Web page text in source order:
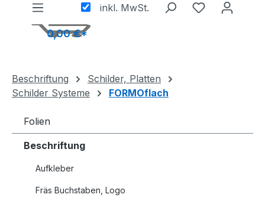
inkl. MwSt.
0,00 €*
Beschriftung
Schilder, Platten
Schilder Systeme
FORMOflach
Folien
Beschriftung
Aufkleber
Fräs Buchstaben, Logo